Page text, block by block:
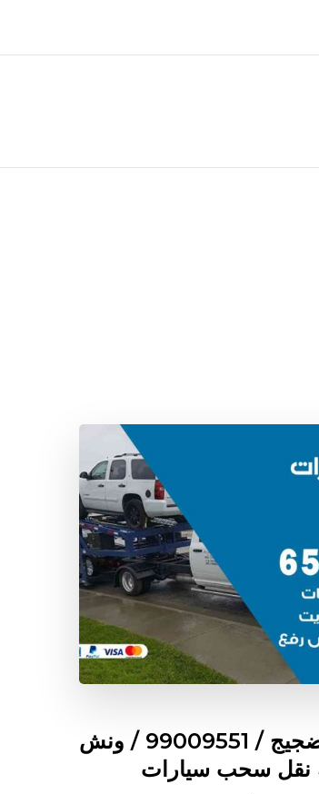
رقم ونش الضجيج / 99009551‬ / ونش
سحب سيارات